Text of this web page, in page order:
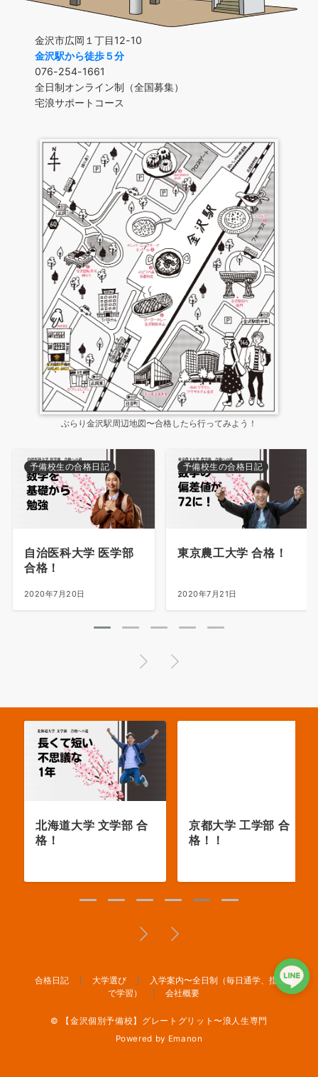
金沢市広岡１丁目12-10
金沢駅から徒歩５分
076-254-1661
全日制オンライン制（全国募集）
宅浪サポートコース
ぶらり金沢駅周辺地図〜合格したら行ってみよう！
予備校生の合格日記
自治医科大学 医学部
合格！
2020年7月20日
予備校生の合格日記
東京農工大学 合格！
2020年7月21日
北海道大学 文学部 合
格！
京都大学 工学部 合
格！！
合格日記 大学選び
入学案内〜全日制（毎日通学、指定席
で学習）
会社概要
© 【金沢個別予備校】グレートグリット〜浪人生専門
Powered by Emanon